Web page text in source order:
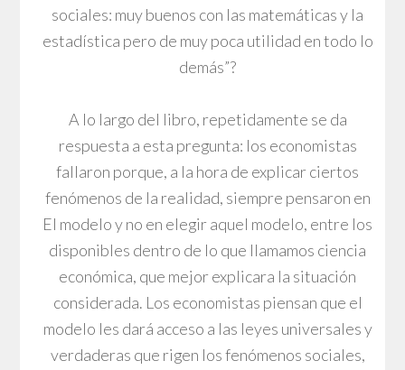
sociales: muy buenos con las matemáticas y la
estadística pero de muy poca utilidad en todo lo
demás”?
A lo largo del libro, repetidamente se da
respuesta a esta pregunta: los economistas
fallaron porque, a la hora de explicar ciertos
fenómenos de la realidad, siempre pensaron en
El modelo y no en elegir aquel modelo, entre los
disponibles dentro de lo que llamamos ciencia
económica, que mejor explicara la situación
considerada. Los economistas piensan que el
modelo les dará acceso a las leyes universales y
verdaderas que rigen los fenómenos sociales,